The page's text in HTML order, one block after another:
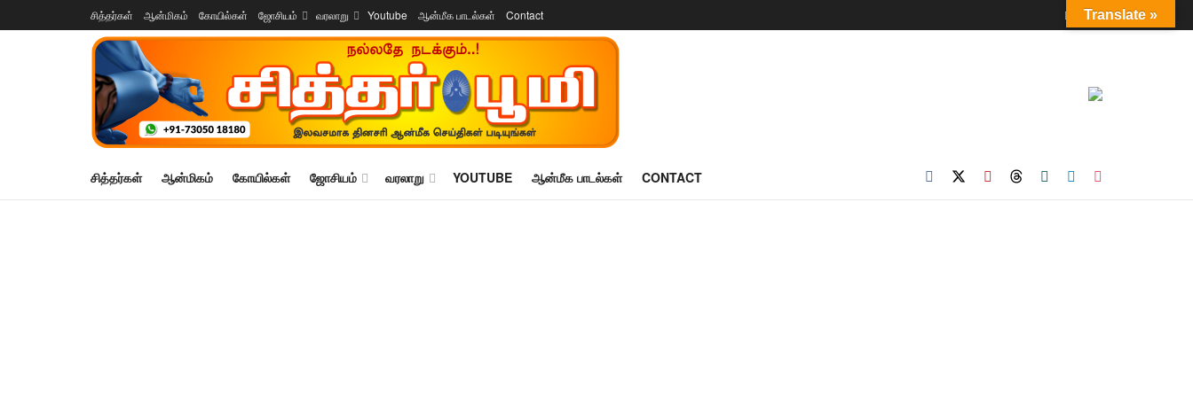
சித்தர்கள் ஆன்மிகம் கோயில்கள் ஜோசியம் வரலாறு Youtube ஆன்மீக பாடல்கள் Contact Login
சித்தர்கள் ஆன்மிகம் கோயில்கள் ஜோசியம் வரலாறு YOUTUBE ஆன்மீக பாடல்கள் CONTACT
Translate »